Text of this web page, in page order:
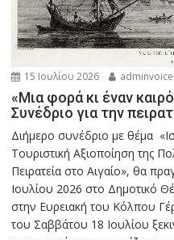
15 Ιουλίου 2026 adminvoice
«Μια φορά κι έναν
Συνέδριο για την
Διήμερο συνέδριο με θέμα
Τουριστική Αξιοποίηση της
Πειρατεία στο Αιγαίο», θα
Ιουλίου 2026 στο Δημοτικό
στην Ευρειακή του Κόλπου
του Σαββάτου 18 Ιουλίου